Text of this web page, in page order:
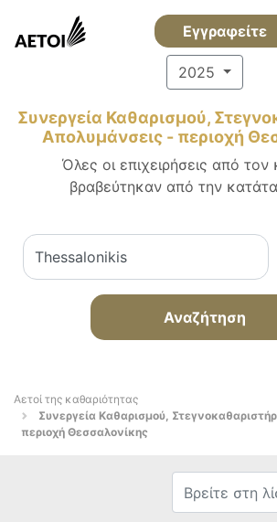
Εγγραφείτε
2025
Συνεργεία Καθαρισμού,
Απολυμάνσεις - περιοχή
Όλες οι επιχειρήσεις από
βραβεύτηκαν από την
Αναζήτηση
Αετοί της καθαριότητας
Συνεργεία Καθαρισμού,
περιοχή Θεσσαλονίκης